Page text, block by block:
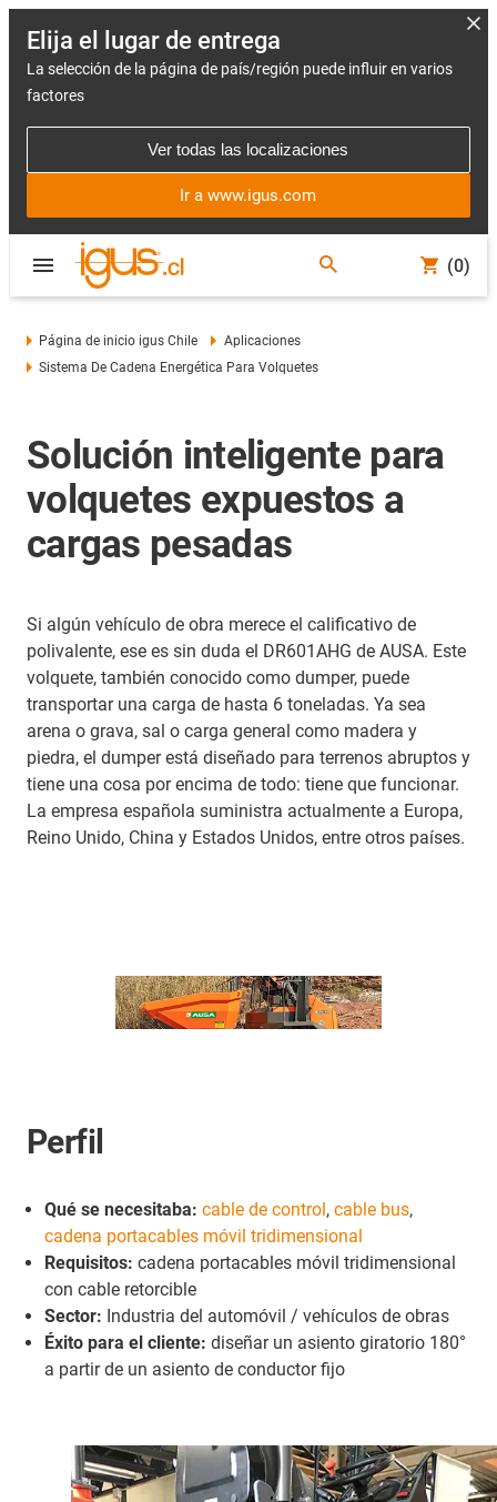
Elija el lugar de entrega
La selección de la página de país/región puede influir en varios
factores
Ver todas las localizaciones
Ir a www.igus.com
(0)
Página de inicio igus Chile
Aplicaciones
Sistema De Cadena Energética Para Volquetes
Solución inteligente para
volquetes expuestos a
cargas pesadas
Si algún vehículo de obra merece el calificativo de
polivalente, ese es sin duda el DR601AHG de AUSA. Este
volquete, también conocido como dumper, puede
transportar una carga de hasta 6 toneladas. Ya sea
arena o grava, sal o carga general como madera y
piedra, el dumper está diseñado para terrenos abruptos y
tiene una cosa por encima de todo: tiene que funcionar.
La empresa española suministra actualmente a Europa,
Reino Unido, China y Estados Unidos, entre otros países.
Perfil
Qué se necesitaba: cable de control, cable bus,
cadena portacables móvil tridimensional
Requisitos: cadena portacables móvil tridimensional
con cable retorcible
Sector: Industria del automóvil / vehículos de obras
Éxito para el cliente: diseñar un asiento giratorio 180°
a partir de un asiento de conductor fijo